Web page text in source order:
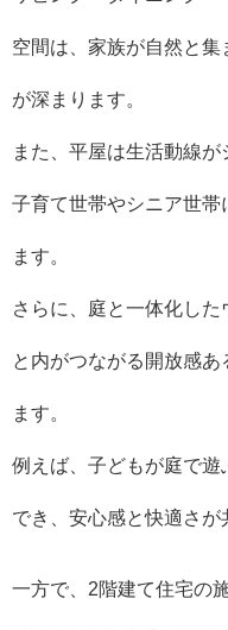
空間は、家族が自然と
が深まります。
また、平屋は生活動線が
子育て世帯やシニア世帯
ます。
さらに、庭と一体化し
と内がつながる開放感あ
ます。
例えば、子どもが庭で
でき、安心感と快適さが
一方で、2階建て住宅の